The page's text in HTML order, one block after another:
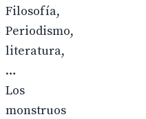
Filosofía,
Periodismo,
literatura,
…
Los
monstruos